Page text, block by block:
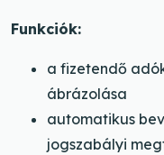
Funkciók:
a fizetendő
ábrázolása
automatikus
jogszabályi